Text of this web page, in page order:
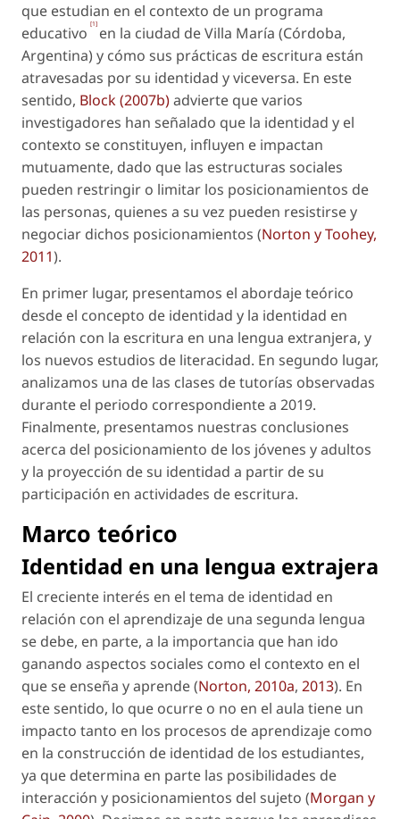
que estudian en el contexto de un programa
educativo [1] en la ciudad de Villa María (Córdoba,
Argentina) y cómo sus prácticas de escritura están
atravesadas por su identidad y viceversa. En este
sentido, Block (2007b)advierte que varios
investigadores han señalado que la identidad y el
contexto se constituyen, influyen e impactan
mutuamente, dado que las estructuras sociales
pueden restringir o limitar los posicionamientos de
las personas, quienes a su vez pueden resistirse y
negociar dichos posicionamientos (Norton y Toohey,
2011).
En primer lugar, presentamos el abordaje teórico
desde el concepto de identidad y la identidad en
relación con la escritura en una lengua extranjera, y
los nuevos estudios de literacidad. En segundo lugar,
analizamos una de las clases de tutorías observadas
durante el periodo correspondiente a 2019.
Finalmente, presentamos nuestras conclusiones
acerca del posicionamiento de los jóvenes y adultos
y la proyección de su identidad a partir de su
participación en actividades de escritura.
Marco teórico
Identidad en una lengua extrajera
El creciente interés en el tema de identidad en
relación con el aprendizaje de una segunda lengua
se debe, en parte, a la importancia que han ido
ganando aspectos sociales como el contexto en el
que se enseña y aprende (Norton, 2010a, 2013). En
este sentido, lo que ocurre o no en el aula tiene un
impacto tanto en los procesos de aprendizaje como
en la construcción de identidad de los estudiantes,
ya que determina en parte las posibilidades de
interacción y posicionamientos del sujeto (Morgan y